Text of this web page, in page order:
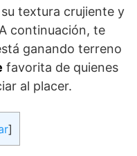
textura crujiente y
continuación, te
ganando terreno
favorita de quienes
al placer.
]